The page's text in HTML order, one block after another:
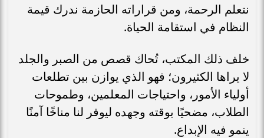
نتعلم الرحمة، ومن قراراته الحازمة ندرك قيمة
النظام في استقامة الحياة.
خلف ذلك المكتب، تُحاك قصص من الصبر والجلد
لا يراها الكثيرون؛ فهو الذي يوازن بين تطلعات
أولياء الأمور، واحتياجات المعلمين، وطموحات
الطلاب، مضحيًا بوقته وجهده ليوفر لنا مناخًا آمنًا
ينمو فيه الإبداع.